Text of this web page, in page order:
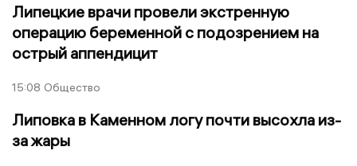
Липецкие врачи провели экстренную
операцию беременной с подозрением на
острый аппендицит
15:08 Общество
Липовка в Каменном логу почти высохла из-
за жары